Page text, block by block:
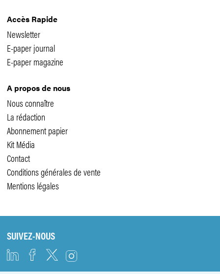
Accès Rapide
Newsletter
E-paper journal
E-paper magazine
A propos de nous
Nous connaître
La rédaction
Abonnement papier
Kit Média
Contact
Conditions générales de vente
Mentions légales
SUIVEZ-NOUS